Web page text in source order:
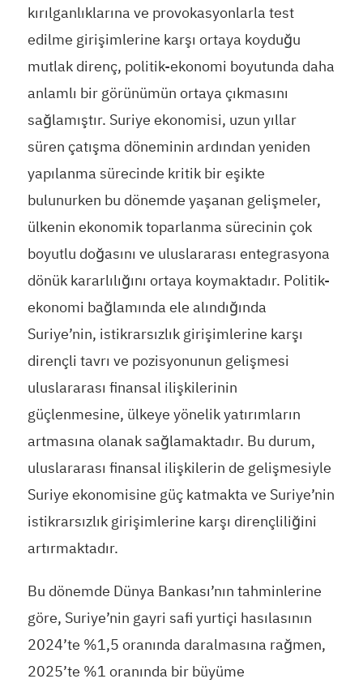
kırılganlıklarına ve provokasyonlarla test
edilme girişimlerine karşı ortaya koyduğu
mutlak direnç, politik-ekonomi boyutunda daha
anlamlı bir görünümün ortaya çıkmasını
sağlamıştır. Suriye ekonomisi, uzun yıllar
süren çatışma döneminin ardından yeniden
yapılanma sürecinde kritik bir eşikte
bulunurken bu dönemde yaşanan gelişmeler,
ülkenin ekonomik toparlanma sürecinin çok
boyutlu doğasını ve uluslararası entegrasyona
dönük kararlılığını ortaya koymaktadır. Politik-
ekonomi bağlamında ele alındığında
Suriye’nin, istikrarsızlık girişimlerine karşı
dirençli tavrı ve pozisyonunun gelişmesi
uluslararası finansal ilişkilerinin
güçlenmesine, ülkeye yönelik yatırımların
artmasına olanak sağlamaktadır. Bu durum,
uluslararası finansal ilişkilerin de gelişmesiyle
Suriye ekonomisine güç katmakta ve Suriye’nin
istikrarsızlık girişimlerine karşı dirençliliğini
artırmaktadır.
Bu dönemde Dünya Bankası’nın tahminlerine
göre, Suriye’nin gayri safi yurtiçi hasılasının
2024’te %1,5 oranında daralmasına rağmen,
2025’te %1 oranında bir büyüme